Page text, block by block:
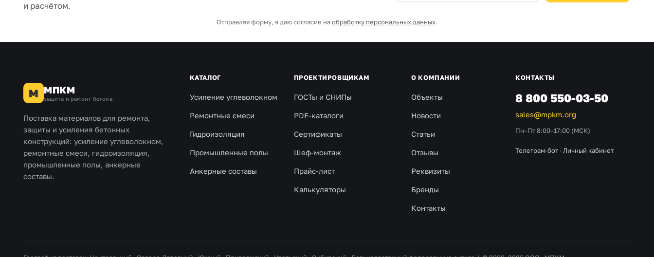
и расчётом.
Отправляя форму, я даю согласие наобработку персональных данных.
М МПКМ
защита и ремонт бетона
Поставка материалов для ремонта,
защиты и усиления бетонных
конструкций: усиление углеволокном,
ремонтные смеси, гидроизоляция,
промышленные полы, анкерные
составы.
КАТАЛОГ
Усиление углеволокном
Ремонтные смеси
Гидроизоляция
Промышленные полы
Анкерные составы
ПРОЕКТИРОВЩИКАМ
ГОСТы и СНИПы
PDF-каталоги
Сертификаты
Шеф-монтаж
Прайс-лист
Калькуляторы
О КОМПАНИИ
Объекты
Новости
Статьи
Отзывы
Реквизиты
Бренды
Контакты
КОНТАКТЫ
8 800 550-03-50
sales@mpkm.org
Пн–Пт 8:00–17:00 (МСК)
Телеграм-бот · Личный кабинет